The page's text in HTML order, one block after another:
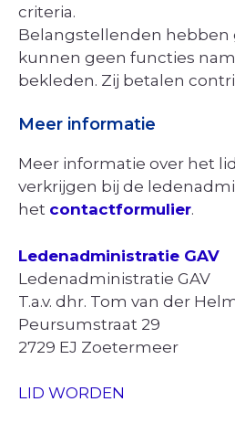
criteria.
Belangstellenden hebben
kunnen geen functies
bekleden. Zij betalen
Meer informatie
Meer informatie over het
verkrijgen bij de
het contactformulier.
Ledenadministratie GAV
Ledenadministratie GAV
T.a.v. dhr. Tom van der
Peursumstraat 29
2729 EJ Zoetermeer
LID WORDEN